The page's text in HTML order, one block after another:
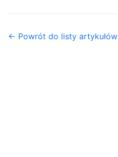
← Powrót do listy artykułów